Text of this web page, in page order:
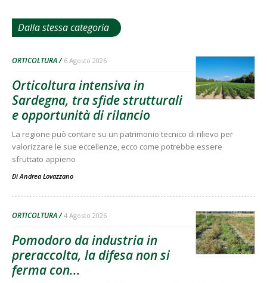
Dalla stessa categoria
ORTICOLTURA 6 Agosto 2026
Orticoltura intensiva in
Sardegna, tra sfide strutturali
e opportunità di rilancio
La regione può contare su un patrimonio tecnico di rilievo per
valorizzare le sue eccellenze, ecco come potrebbe essere
sfruttato appieno
DiAndrea Lovazzano
ORTICOLTURA 4 Agosto 2026
Pomodoro da industria in
preraccolta, la difesa non si
ferma con...